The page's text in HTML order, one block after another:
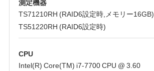
TS71210RH (RAID6設定時,メモリー16GB)
TS51220RH (RAID6設定時)
CPU
Intel(R) Core(TM) i7-7700 CPU @ 3.60